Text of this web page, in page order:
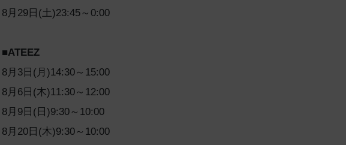
8月29日(土)23:45～0:00
■ATEEZ
8月3日(月)14:30～15:00
8月6日(木)11:30～12:00
8月9日(日)9:30～10:00
8月20日(木)9:30～10:00